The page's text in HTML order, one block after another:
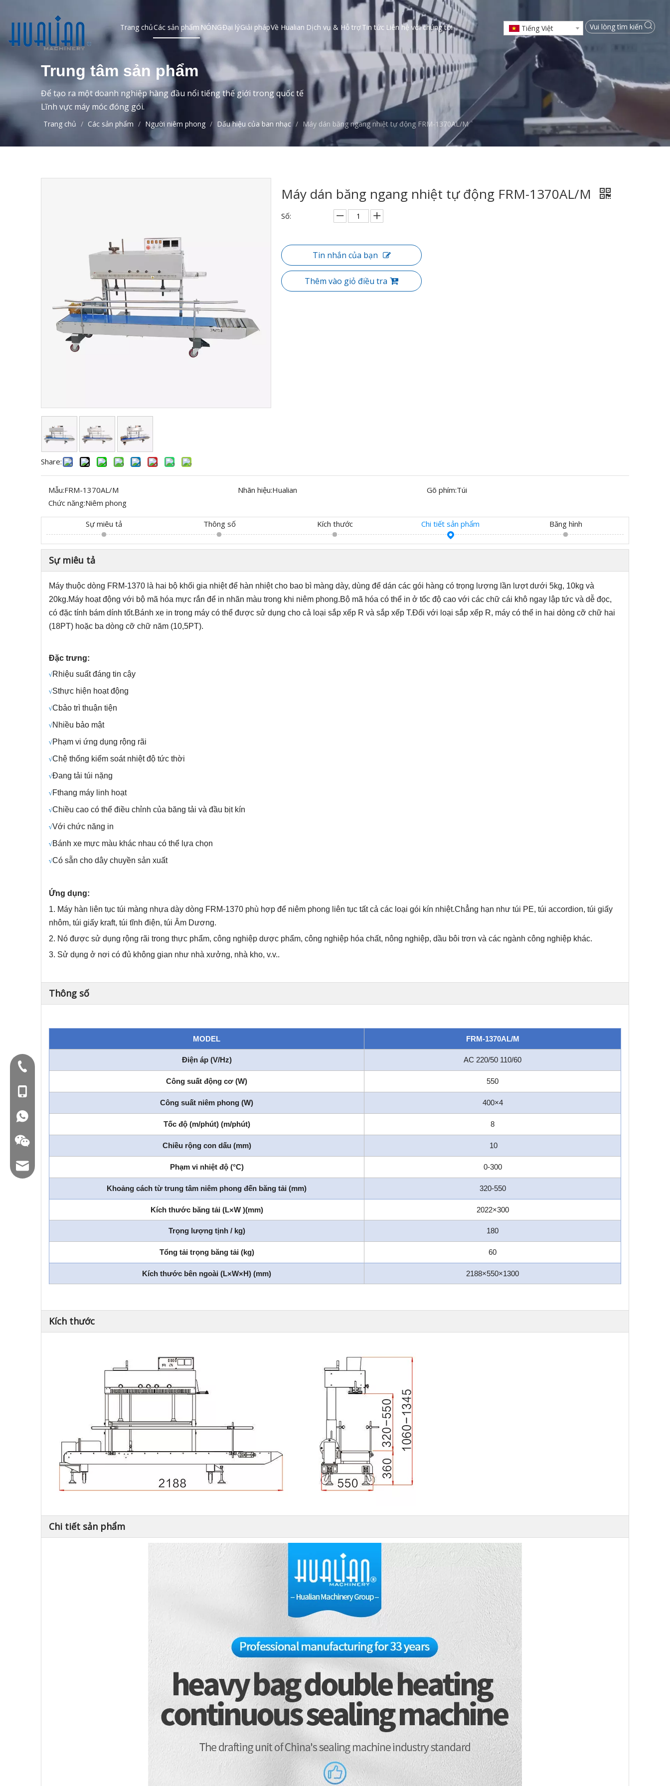
Trang chủCác sản phẩm NÓNGĐại lýGiải phápVề Hualian Dịch vụ & Hỗ trợTin tức Liên hệ với chúng tôi Tiếng Việt
Trung tâm sản phẩm
Để tạo ra một doanh nghiệp hàng đầu nổi tiếng thế giới trong quốc tế
Lĩnh vực máy móc đóng gói.
Trang chủ / Các sản phẩm / Người niêm phong / Dấu hiệu của ban nhạc / Máy dán băng ngang nhiệt tự động FRM-1370AL/M
Share:
Máy dán băng ngang nhiệt tự động FRM-1370AL/M
Số:
Tin nhắn của bạn
Thêm vào giỏ điều tra
Mẫu:FRM-1370AL/M Nhãn hiệu:Hualian Gõ phím:Túi
Chức năng:Niêm phong
Sự miêu tả Thông số Kích thước Chi tiết sản phẩm Băng hình
Sự miêu tả
Máy thuộc dòng FRM-1370 là hai bộ khối gia nhiệt để hàn nhiệt cho bao bì màng dày, dùng để dán các gói hàng có trọng lượng lần lượt dưới 5kg, 10kg và
20kg.Máy hoạt động với bộ mã hóa mực rắn để in nhãn màu trong khi niêm phong.Bộ mã hóa có thể in ở tốc độ cao với các chữ cái khô ngay lập tức và dễ đọc,
có đặc tính bám dính tốt.Bánh xe in trong máy có thể được sử dụng cho cả loại sắp xếp R và sắp xếp T.Đối với loại sắp xếp R, máy có thể in hai dòng cỡ chữ hai
(18PT) hoặc ba dòng cỡ chữ năm (10,5PT).
Đặc trưng:
√Rhiệu suất đáng tin cậy
√Sthực hiện hoạt động
√Cbảo trì thuận tiện
√Nhiều bảo mật
√Phạm vi ứng dụng rộng rãi
√Chệ thống kiểm soát nhiệt độ tức thời
√Đang tải túi nặng
√Fthang máy linh hoạt
√Chiều cao có thể điều chỉnh của băng tải và đầu bịt kín
√Với chức năng in
√Bánh xe mực màu khác nhau có thể lựa chọn
√Có sẵn cho dây chuyền sản xuất
Ứng dụng:
1. Máy hàn liên tục túi màng nhựa dày dòng FRM-1370 phù hợp để niêm phong liên tục tất cả các loại gói kín nhiệt.Chẳng hạn như túi PE, túi accordion, túi giấy
nhôm, túi giấy kraft, túi tĩnh điện, túi Âm Dương.
2. Nó được sử dụng rộng rãi trong thực phẩm, công nghiệp dược phẩm, công nghiệp hóa chất, nông nghiệp, dầu bôi trơn và các ngành công nghiệp khác.
3. Sử dụng ở nơi có đủ không gian như nhà xưởng, nhà kho, v.v..
Thông số
MODEL FRM-1370AL/M
Điện áp (V/Hz) AC 220/50 110/60
Công suất động cơ (W) 550
Công suất niêm phong (W) 400×4
Tốc độ (m/phút) (m/phút) 8
Chiều rộng con dấu (mm) 10
Phạm vi nhiệt độ (°C) 0-300
Khoảng cách từ trung tâm niêm phong đến băng tải (mm) 320-550
Kích thước băng tải (L×W )(mm) 2022×300
Trọng lượng tịnh / kg) 180
Tổng tải trọng băng tải (kg) 60
Kích thước bên ngoài (L×W×H) (mm) 2188×550×1300
Kích thước
Chi tiết sản phẩm
Mob: +86-18858715170
WA: 0086 18858715170
WeChat